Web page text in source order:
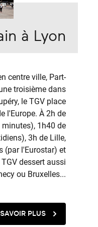
à Lyon
centre ville, Part-
troisième dans
le TGV place
l'Europe. À 2h de
1h40 de
3h de Lille,
(par l'Eurostar) et
dessert aussi
ou Bruxelles...
PLUS